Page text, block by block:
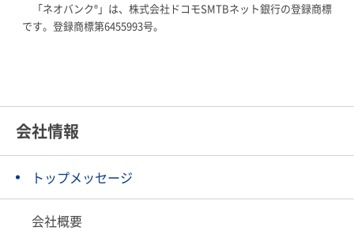
「ネオバンク® 」は、株式会社ドコモSMTBネット銀行の登録商標
です。登録商標第6455993号。
会社情報
トップメッセージ
会社概要